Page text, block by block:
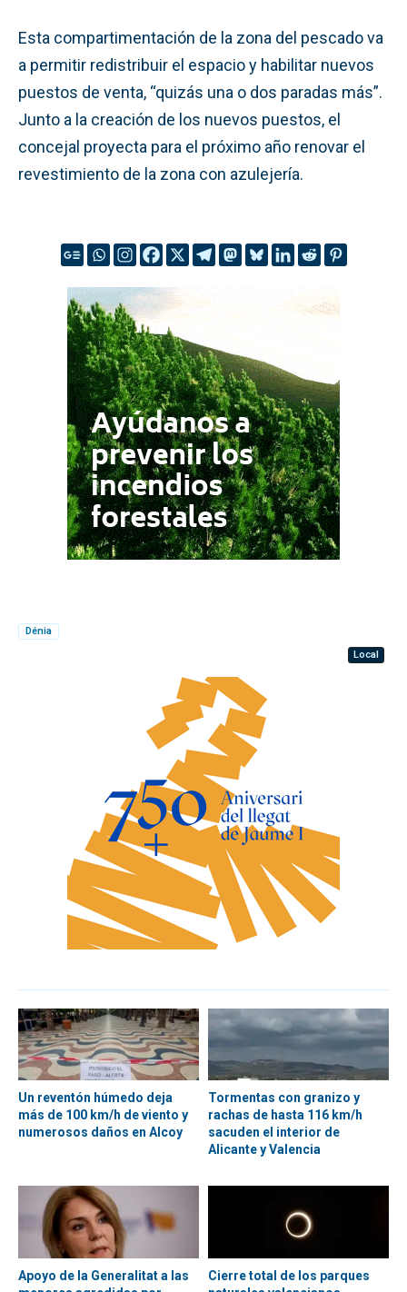
Esta compartimentación de la zona del pescado va
a permitir redistribuir el espacio y habilitar nuevos
puestos de venta, “quizás una o dos paradas más”.
Junto a la creación de los nuevos puestos, el
concejal proyecta para el próximo año renovar el
revestimiento de la zona con azulejería.
Dénia
Local
Un reventón húmedo deja
más de 100 km/h de viento y
numerosos daños en Alcoy
Tormentas con granizo y
rachas de hasta 116 km/h
sacuden el interior de
Alicante y Valencia
Apoyo de la Generalitat a las
Cierre total de los parques